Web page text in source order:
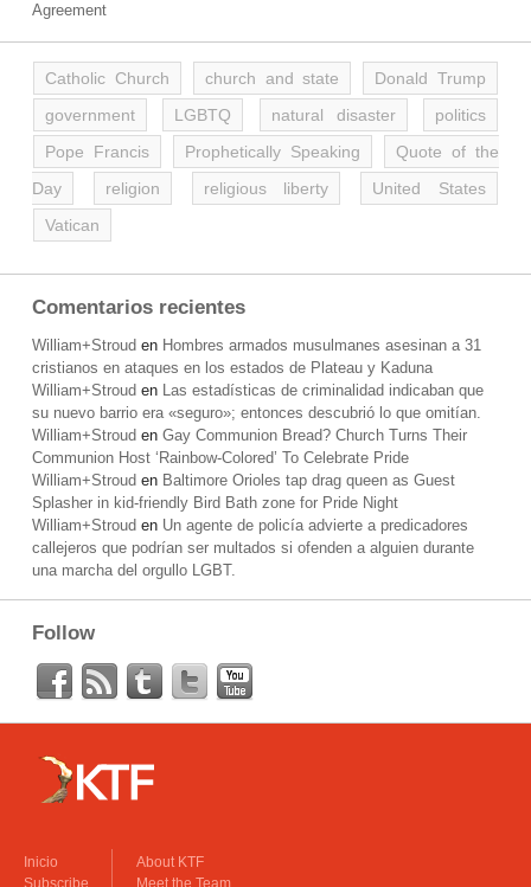
Agreement
Catholic Church church and state
Donald Trump
government
LGBTQ natural disaster
politics
Pope Francis
Prophetically Speaking
Quote of the
Day
religion religious liberty
United States
Vatican
Comentarios recientes
William+Stroud en Hombres armados musulmanes asesinan a 31
cristianos en ataques en los estados de Plateau y Kaduna
William+Stroud en Las estadísticas de criminalidad indicaban que
su nuevo barrio era «seguro»; entonces descubrió lo que omitían.
William+Stroud en Gay Communion Bread? Church Turns Their
Communion Host ‘Rainbow-Colored’ To Celebrate Pride
William+Stroud en Baltimore Orioles tap drag queen as Guest
Splasher in kid-friendly Bird Bath zone for Pride Night
William+Stroud en Un agente de policía advierte a predicadores
callejeros que podrían ser multados si ofenden a alguien durante
una marcha del orgullo LGBT.
Follow
Inicio
Subscribe
About KTF
Meet the Team